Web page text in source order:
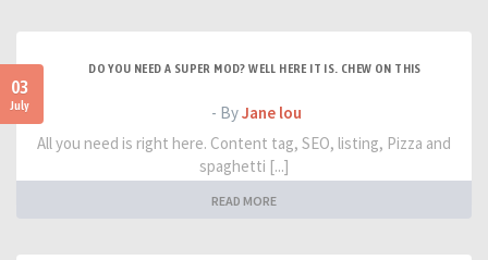
03
July
DO YOU NEED A SUPER MOD? WELL HERE IT IS. CHEW ON THIS
- ByJane lou
All you need is right here. Content tag, SEO, listing, Pizza and
spaghetti [...]
READ MORE